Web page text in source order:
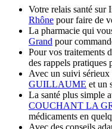
Votre relais santé sur
Rhône pour faire de
La pharmacie qui
Grand pour
Pour vos traitements
des rappels pratiques
Avec un suivi sérieux
GUILLAUME et un
La santé plus simple
COUCHANT LA
médicaments en